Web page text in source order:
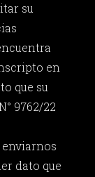
su
en
que su
9762/22
enviarnos
dato que